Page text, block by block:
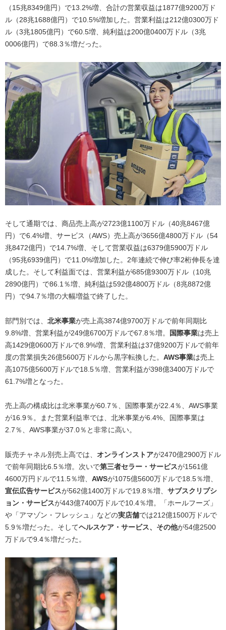
（15兆8349億円）で13.2%増、合計の営業収益は1877億9200万ド
ル（28兆1688億円）で10.5%増加した。営業利益は212億0300万ド
ル（3兆1805億円）で60.5増、純利益は200億0400万ドル（3兆
0006億円）で88.3％増だった。
そして通期では、商品売上高が2723億1100万ドル（40兆8467億
円）で6.4%増、サービス（AWS）売上高が3656億4800万ドル（54
兆8472億円）で14.7%増、そして営業収益は6379億5900万ドル
（95兆6939億円）で11.0%増加した。2年連続で伸び率2桁伸長を達
成した。そして利益面では、営業利益が685億9300万ドル（10兆
2890億円）で86.1％増、純利益は592億4800万ドル（8兆8872億
円）で94.7％増の大幅増益で終了した。
部門別では、 北米事業が売上高3874億9700万ドルで前年同期比
9.8%増、営業利益が249億6700万ドルで67.8％増。 国際事業は売上
高1429億0600万ドルで8.9%増、営業利益は37億9200万ドルで前年
度の営業損失26億5600万ドルから黒字転換した。 AWS事業は売上
高1075億5600万ドルで18.5％増、営業利益が398億3400万ドルで
61.7%増となった。
売上高の構成比は北米事業が60.7％、国際事業が22.4％、AWS事業
が16.9％。また営業利益率では、北米事業が6.4%、国際事業は
2.7％、AWS事業が37.0％と非常に高い。
販売チャネル別売上高では、 オンラインストアが2470億2900万ドル
で前年同期比6.5％増。次いで第三者セラー・サービスが1561億
4600万円ドルで11.5％増、 AWSが1075億5600万ドルで18.5％増、
宣伝広告サービスが562億1400万ドルで19.8％増、 サブスクリプシ
ョン・サービスが443億7400万ドルで10.4％増。「ホールフーズ」
や「アマゾン・フレッシュ」などの実店舗では212億1500万ドルで
5.9％増だった。そしてヘルスケア・サービス、その他が54億2500
万ドルで9.4％増だった。